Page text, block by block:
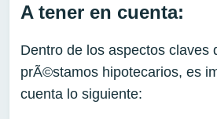
A tener en cuenta:
Dentro de los aspectos claves
prÃ©stamos hipotecarios, es
cuenta lo siguiente: